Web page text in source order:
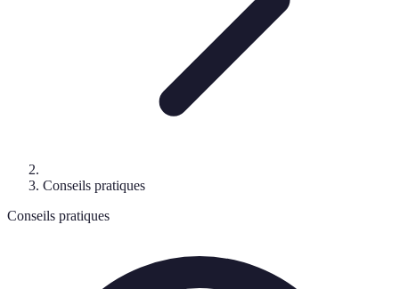
Conseils pratiques
Conseils pratiques